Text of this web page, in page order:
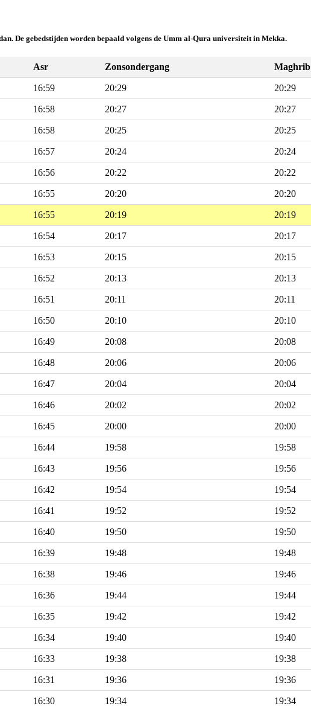
De gebedstijden worden bepaald volgens de Umm al-Qura universiteit in Mekka.
Asr Zonsondergang Maghrib
16:59 20:29 20:29
16:58 20:27 20:27
16:58 20:25 20:25
16:57 20:24 20:24
16:56 20:22 20:22
16:55 20:20 20:20
16:55 20:19 20:19
16:54 20:17 20:17
16:53 20:15 20:15
16:52 20:13 20:13
16:51 20:11 20:11
16:50 20:10 20:10
16:49 20:08 20:08
16:48 20:06 20:06
16:47 20:04 20:04
16:46 20:02 20:02
16:45 20:00 20:00
16:44 19:58 19:58
16:43 19:56 19:56
16:42 19:54 19:54
16:41 19:52 19:52
16:40 19:50 19:50
16:39 19:48 19:48
16:38 19:46 19:46
16:36 19:44 19:44
16:35 19:42 19:42
16:34 19:40 19:40
16:33 19:38 19:38
16:31 19:36 19:36
16:30 19:34 19:34